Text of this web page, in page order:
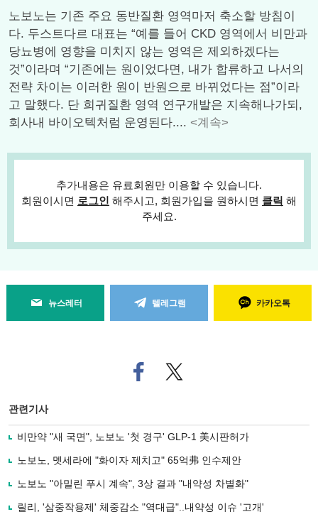
노보노는 기존 주요 동반질환 영역마저 축소할 방침이
다. 두스트다르 대표는 “예를 들어 CKD 영역에서 비만과
당뇨병에 영향을 미치지 않는 영역은 제외하겠다는
것”이라며 “기존에는 원이었다면, 내가 합류하고 나서의
전략 차이는 이러한 원이 반원으로 바뀌었다는 점”이라
고 말했다. 단 희귀질환 영역 연구개발은 지속해나가되,
회사내 바이오텍처럼 운영된다.... <계속>
추가내용은 유료회원만 이용할 수 있습니다.
회원이시면 로그인 해주시고, 회원가입을 원하시면 클릭 해
주세요.
뉴스레터 텔레그램 카카오톡
페
이
로
기
사
유
기
트위
터로
관련기사
비만약 "새 국면", 노보노 '첫 경구' GLP-1 美시판허가
노보노, 멧세라에 "화이자 제치고" 65억弗 인수제안
노보노 "아밀린 푸시 계속", 3상 결과 "내약성 차별화"
릴리, '삼중작용제' 체중감소 "역대급"..내약성 이슈 '고개'